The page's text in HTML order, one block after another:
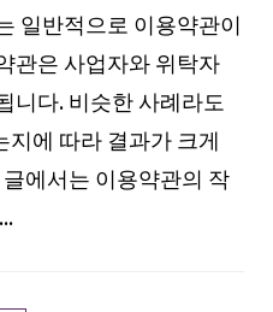
일반적으로 이용약관이
관은 사업자와 위탁자
니다. 비슷한 사례라도
에 따라 결과가 크게
에서는 이용약관의 작